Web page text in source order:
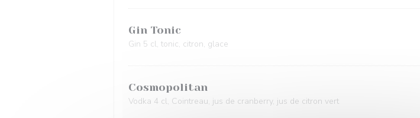
Gin Tonic
Gin 5 cl, tonic, citron, glace
Cosmopolitan
Vodka 4 cl, Cointreau, jus de cranberry, jus de citron vert